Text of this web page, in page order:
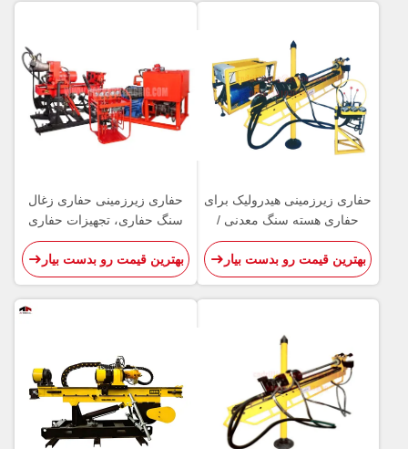
حفاری زیرزمینی هیدرولیک برای
حفاری هسته سنگ معدنی /
زمین شناسی
بهترین قیمت رو بدست بیار
حفاری زیرزمینی حفاری زغال
سنگ حفاری، تجهیزات حفاری
زیرزمینی
بهترین قیمت رو بدست بیار